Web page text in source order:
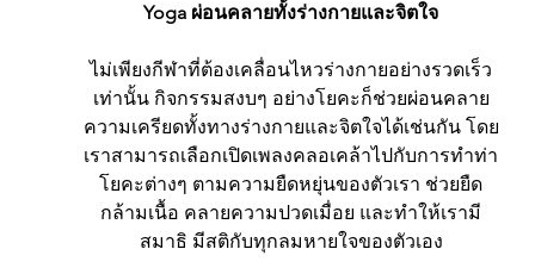
Yoga ผ่อนคลายทั้งร่างกายและจิตใจ
ไม่เพียงกีฬาที่ต้องเคลื่อนไหวร่างกายอย่างรวดเร็ว
เท่านั้น กิจกรรมสงบๆ อย่างโยคะก็ช่วยผ่อนคลาย
ความเครียดทั้งทางร่างกายและจิตใจได้เช่นกัน โดย
เราสามารถเลือกเปิดเพลงคลอเคล้าไปกับการทำท่า
โยคะต่างๆ ตามความยืดหยุ่นของตัวเรา ช่วยยืด
กล้ามเนื้อ คลายความปวดเมื่อย และทำให้เรามี
สมาธิ มีสติกับทุกลมหายใจของตัวเอง